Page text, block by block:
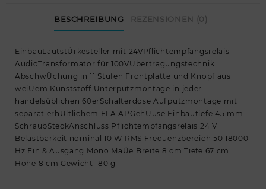
BESCHREIBUNG REZENSIONEN (0)
EinbauLautstÜrkesteller mit 24VPflichtempfangsrelais
AudioTransformator für 100VÜbertragungstechnik
AbschwÜchung in 11 Stufen Frontplatte und Knopf aus
weiÜem Kunststoff Unterputzmontage in jeder
handelsüblichen 60erSchalterdose Aufputzmontage mit
separat erhÜltlichem ELA APGehÜuse Einbautiefe 45 mm
SchraubSteckAnschluss Pflichtempfangsrelais 24 V
Belastbarkeit nominal 10 W RMS Frequenzbereich 50 18000
Hz Ein & Ausgang Mono MaÜe Breite 8 cm Tiefe 67 cm
Höhe 8 cm Gewicht 180 g